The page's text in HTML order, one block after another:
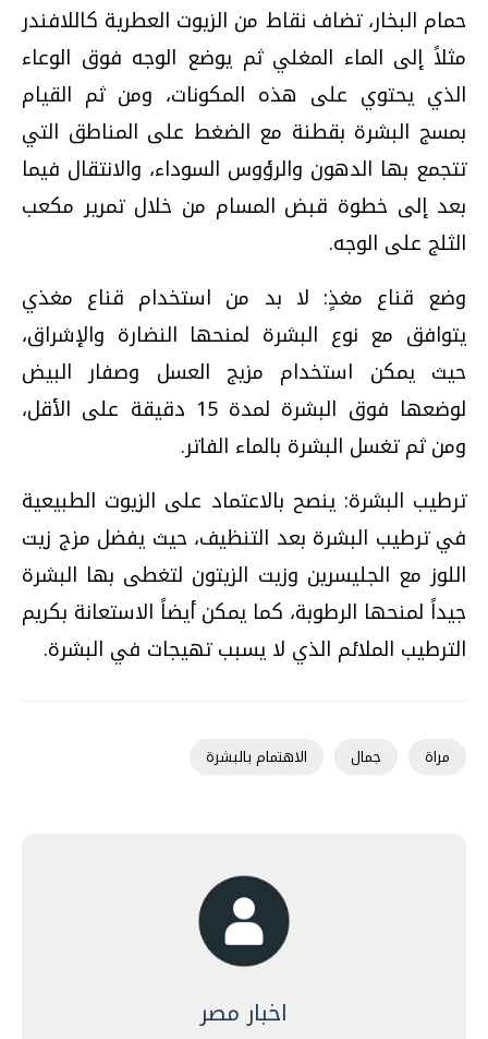
حمام البخار، تضاف نقاط من الزيوت العطرية كاللافندر
مثلاً إلى الماء المغلي ثم يوضع الوجه فوق الوعاء
الذي يحتوي على هذه المكونات، ومن ثم القيام
بمسج البشرة بقطنة مع الضغط على المناطق التي
تتجمع بها الدهون والرؤوس السوداء، والانتقال فيما
بعد إلى خطوة قبض المسام من خلال تمرير مكعب
الثلج على الوجه.
وضع قناع مغذٍ: لا بد من استخدام قناع مغذي
يتوافق مع نوع البشرة لمنحها النضارة والإشراق،
حيث يمكن استخدام مزيج العسل وصفار البيض
لوضعها فوق البشرة لمدة 15 دقيقة على الأقل،
ومن ثم تغسل البشرة بالماء الفاتر.
ترطيب البشرة: ينصح بالاعتماد على الزيوت الطبيعية
في ترطيب البشرة بعد التنظيف، حيث يفضل مزج زيت
اللوز مع الجليسرين وزيت الزيتون لتغطى بها البشرة
جيداً لمنحها الرطوبة، كما يمكن أيضاً الاستعانة بكريم
الترطيب الملائم الذي لا يسبب تهيجات في البشرة.
مراة جمال الاهتمام بالبشرة
اخبار مصر